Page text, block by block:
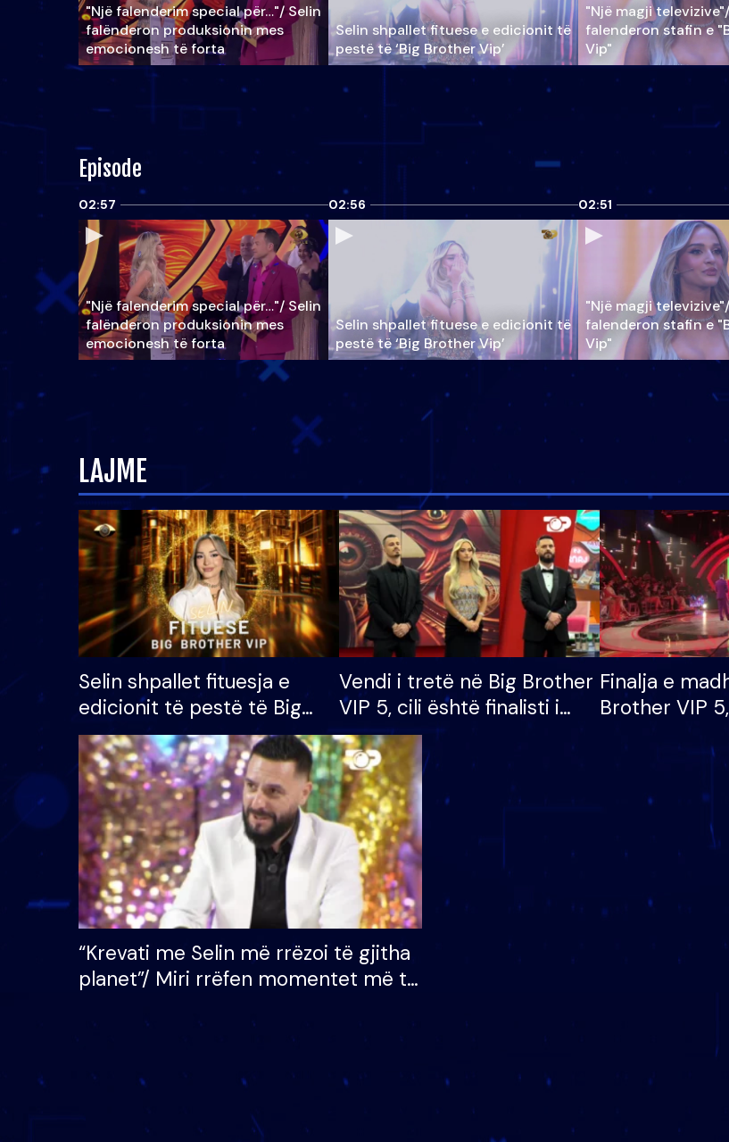
"Një falenderim special për…"/ Selin
falënderon produksionin mes
emocionesh të forta
Selin shpallet fituese e edicionit të
pestë të ‘Big Brother Vip’
"Një magji
falenderon stafin e
Vip"
Episode
02:57
"Një falenderim special për…"/ Selin
falënderon produksionin mes
emocionesh të forta
02:56
Selin shpallet fituese e edicionit të
pestë të ‘Big Brother Vip’
02:51
"Një magji
falenderon stafin e
Vip"
LAJME
Selin shpallet fituesja e
edicionit të pestë të Big
Brother VIP, rrëmben
çmimin e madh prej 100
mijë eurosh
Vendi i tretë në Big Brother
VIP 5, cili është finalisti i
radhës që lë shtëpinë
Finalja e
Brother VIP
banori i
dhe humb
të fituar
“Krevati me Selin më rrëzoi të gjitha
planet”/ Miri rrëfen momentet më të
mungojë zilja e mëngjesit kur…